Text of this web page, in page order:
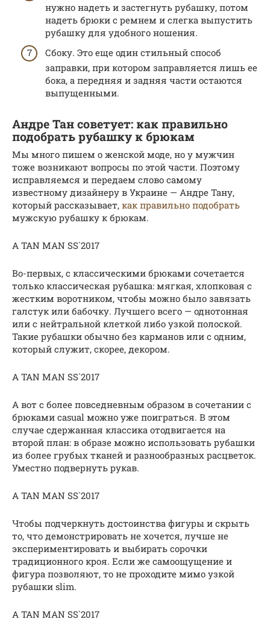
нужно надеть и застегнуть рубашку, потом
надеть брюки с ремнем и слегка выпустить
рубашку для удобного ношения.
Сбоку. Это еще один стильный способ
заправки, при котором заправляется лишь ее
бока, а передняя и задняя части остаются
выпущенными.
Андре Тан советует: как правильно
подобрать рубашку к брюкам
Мы много пишем о женской моде, но у мужчин
тоже возникают вопросы по этой части. Поэтому
исправляемся и передаем слово самому
известному дизайнеру в Украине — Андре Тану,
который рассказывает, как правильно подобрать
мужскую рубашку к брюкам.
A TAN MAN SS`2017
Во-первых, с классическими брюками сочетается
только классическая рубашка: мягкая, хлопковая с
жестким воротником, чтобы можно было завязать
галстук или бабочку. Лучшего всего — однотонная
или с нейтральной клеткой либо узкой полоской.
Такие рубашки обычно без карманов или с одним,
который служит, скорее, декором.
A TAN MAN SS`2017
А вот с более повседневным образом в сочетании с
брюками casual можно уже поиграться. В этом
случае сдержанная классика отодвигается на
второй план: в образе можно использовать рубашки
из более грубых тканей и разнообразных расцветок.
Уместно подвернуть рукав.
A TAN MAN SS`2017
Чтобы подчеркнуть достоинства фигуры и скрыть
то, что демонстрировать не хочется, лучше не
экспериментировать и выбирать сорочки
традиционного кроя. Если же самоощущение и
фигура позволяют, то не проходите мимо узкой
рубашки slim.
A TAN MAN SS`2017